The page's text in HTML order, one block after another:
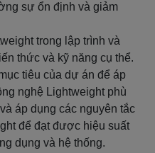
sự ổn định và giảm
trong lập trình và
thức và kỹ năng cụ thể.
tiêu của dự án để áp
nghệ Lightweight phù
áp dụng các nguyên tắc
để đạt được hiệu suất
dụng và hệ thống.